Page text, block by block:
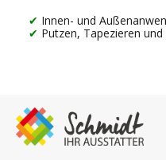
Innen- und
Putzen, Tapezieren und